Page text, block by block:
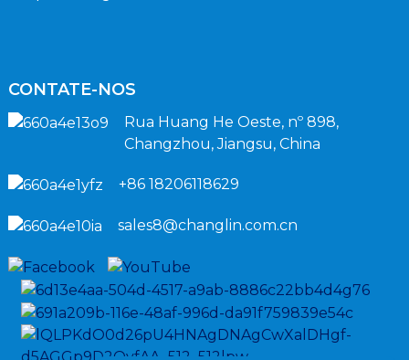
CONTATE-NOS
Rua Huang He Oeste, nº 898,
Changzhou, Jiangsu, China
+86 18206118629
sales8@changlin.com.cn